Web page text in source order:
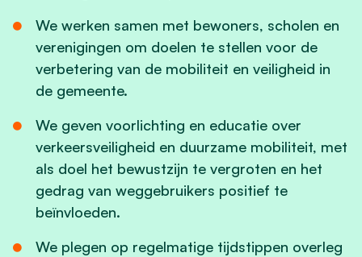
We werken samen met bewoners, scholen en
verenigingen om doelen te stellen voor de
verbetering van de mobiliteit en veiligheid in
de gemeente.
We geven voorlichting en educatie over
verkeersveiligheid en duurzame mobiliteit, met
als doel het bewustzijn te vergroten en het
gedrag van weggebruikers positief te
beïnvloeden.
We plegen op regelmatige tijdstippen overleg